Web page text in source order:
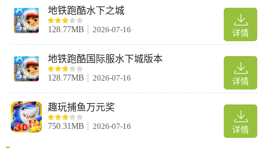
详情
地铁跑酷水下之城
128.77MB 2026-07-16
详情
地铁跑酷国际服水下城版本
128.77MB 2026-07-16
详情
趣玩捕鱼万元奖
750.31MB 2026-07-16